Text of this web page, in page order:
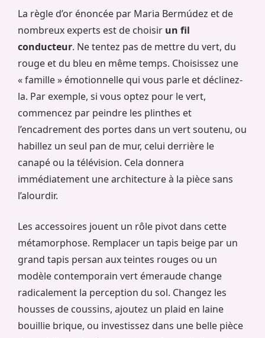
La règle d’or énoncée par Maria Bermúdez et de
nombreux experts est de choisir un fil
conducteur. Ne tentez pas de mettre du vert, du
rouge et du bleu en même temps. Choisissez une
« famille » émotionnelle qui vous parle et déclinez-
la. Par exemple, si vous optez pour le vert,
commencez par peindre les plinthes et
l’encadrement des portes dans un vert soutenu, ou
habillez un seul pan de mur, celui derrière le
canapé ou la télévision. Cela donnera
immédiatement une architecture à la pièce sans
l’alourdir.
Les accessoires jouent un rôle pivot dans cette
métamorphose. Remplacer un tapis beige par un
grand tapis persan aux teintes rouges ou un
modèle contemporain vert émeraude change
radicalement la perception du sol. Changez les
housses de coussins, ajoutez un plaid en laine
bouillie brique, ou investissez dans une belle pièce